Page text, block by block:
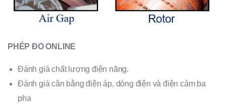
PHÉP ĐO ONLINE
Đánh giá chất lượng điện năng.
Đánh giá cân bằng điện áp, dòng điện và điện cảm ba
pha